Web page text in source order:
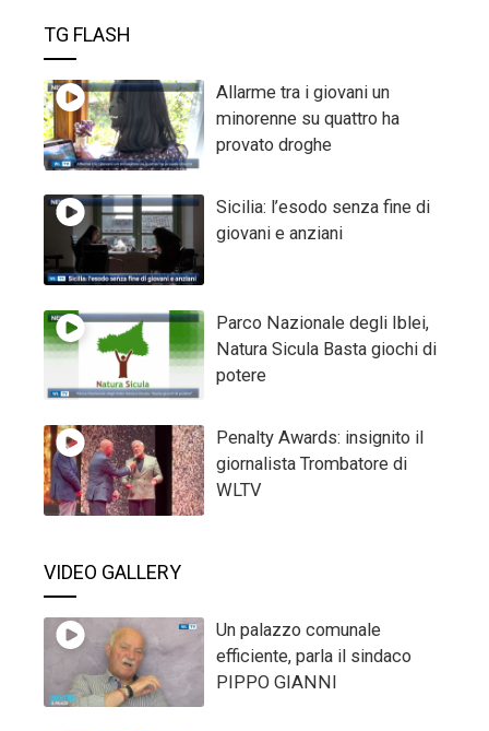
TG FLASH
Allarme tra i giovani un
minorenne su quattro ha
provato droghe
Sicilia: l’esodo senza fine di
giovani e anziani
Parco Nazionale degli Iblei,
Natura Sicula Basta giochi di
potere
Penalty Awards: insignito il
giornalista Trombatore di
WLTV
VIDEO GALLERY
Un palazzo comunale
efficiente, parla il sindaco
PIPPO GIANNI